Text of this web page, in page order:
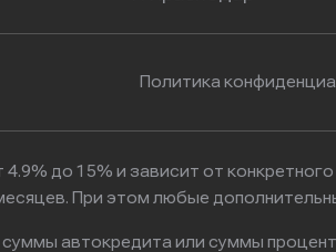
Политика
до 15% и зависит от
При этом любые
автокредита или суммы